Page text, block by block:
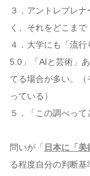
３．アントレプレ
く、それをどこまで
４．大学にも「流
5.0」「AIと芸術」
てる場合が多い。
っている）
５．「この調べっ
問いが「 日本に「
る程度自分の判断